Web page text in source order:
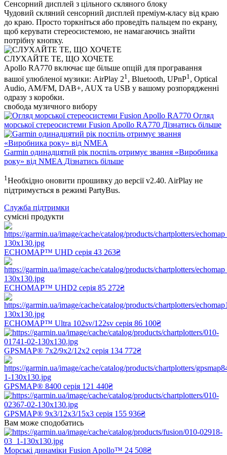
Сенсорний дисплей з цільного скляного блоку
Чудовий скляний сенсорний дисплей преміум-класу від краю
до краю. Просто торкніться або проведіть пальцем по екрану,
щоб керувати стереосистемою, не намагаючись знайти
потрібну кнопку.
СЛУХАЙТЕ ТЕ, ЩО ХОЧЕТЕ
Apollo RA770 включає ще більше опцій для програвання
вашої улюбленої музики: AirPlay 21, Bluetooth, UPnP1, Optical
Audio, AM/FM, DAB+, AUX та USB у вашому розпорядженні
одразу з коробки.
свобода музичного вибору
Огляд
морської стереосистеми Fusion Apollo RA770 Дізнатись більше
Garmin одинадцятий рік поспіль отримує звання «Виробника
року» від NMEAДізнатись більше
1Необхідно оновити прошивку до версії v2.40. AirPlay не
підтримується в режимі PartyBus.
Служба підтримки
сумісні продукти
ECHOMAP™ UHD серія 43 263₴
ECHOMAP™ UHD2 серія 85 272₴
ECHOMAP™ Ultra 102sv/122sv серія 86 100₴
GPSMAP® 7x2/9x2/12x2 серія 134 772₴
GPSMAP® 8400 серія 121 440₴
GPSMAP® 9x3/12x3/15x3 серія 155 936₴
Вам може сподобатись
Морські динаміки Fusion Apollo™ 24 508₴